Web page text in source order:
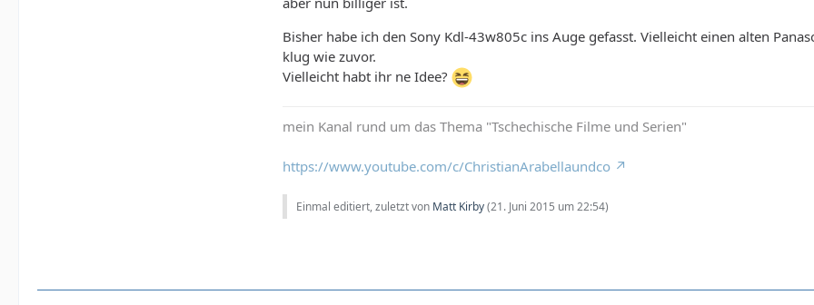
Bisher habe ich den Sony Kdl-43w805c ins Auge gefasst. Vielleicht einen alten
klug wie zuvor.
Vielleicht habt ihr ne Idee?
mein Kanal rund um das Thema "Tschechische Filme und Serien"
https://www.youtube.com/c/ChristianArabellaundco
Einmal editiert, zuletzt von Matt Kirby(21. Juni 2015 um 22:54)